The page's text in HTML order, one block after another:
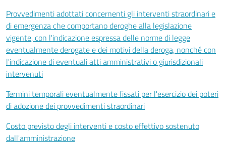
Provvedimenti adottati concernenti gli interventi straordinari e
di emergenza che comportano deroghe alla legislazione
vigente, con l'indicazione espressa delle norme di legge
eventualmente derogate e dei motivi della deroga, nonché con
l'indicazione di eventuali atti amministrativi o giurisdizionali
intervenuti
Termini temporali eventualmente fissati per l'esercizio dei poteri
di adozione dei provvedimenti straordinari
Costo previsto degli interventi e costo effettivo sostenuto
dall'amministrazione